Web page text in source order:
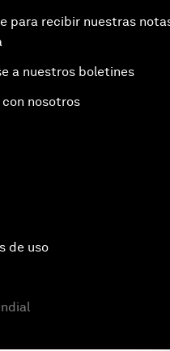
para recibir nuestras
a nuestros boletines
nosotros
de uso